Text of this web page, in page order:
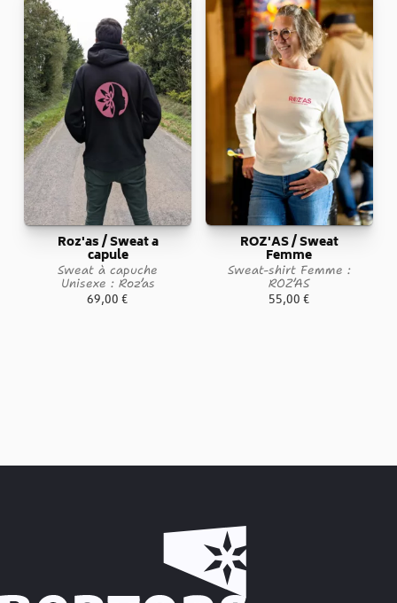
Roz'as / Sweat a
capule
Sweat à capuche
Unisexe : Roz’as
69,00€
ROZ'AS / Sweat
Femme
Sweat-shirt Femme :
ROZ’AS
55,00€